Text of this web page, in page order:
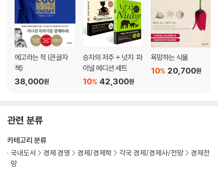
Ⅲ. 예측의 질을 높여 미래를 포착하는 법
8. 베이즈 정리│조금씩 조금씩 덜 틀리는 법
이기는 도박꾼은 어떻게 베팅하는가｜토머스 베이즈의 별난 유산｜확률
과 진보｜베이즈 정리의 간단한 수학｜거짓 양성 문제｜빈도주의가 베이
즈주의를 반박하다｜맥락 없는 데이터는 무용지물이다｜베이즈주의 도
박사, 밥｜진리로 수렴하는 베이즈주의
루｜게임이 시작되다｜체스 선수의 딜레마: 폭이냐 깊이냐｜전략 대 전
드는 법｜버그일까, 비장의 무기일까?｜컴퓨터가 잘하는 것｜구글 검색
엔진: 대규모 시행착오가 가능할 때｜기술의 사각지대를 넘어서
에고라는 적 (큰글자
책)
38,000원
승자의 저주 + 넛지: 파
이널 에디션 세트
42,300원
10%
욕망하는 식물
20,700원
10%
관련 분류
카테고리 분류
국내도서
경제 경영 경제/경제학 각국 경제/경제사/전망
경제전
망